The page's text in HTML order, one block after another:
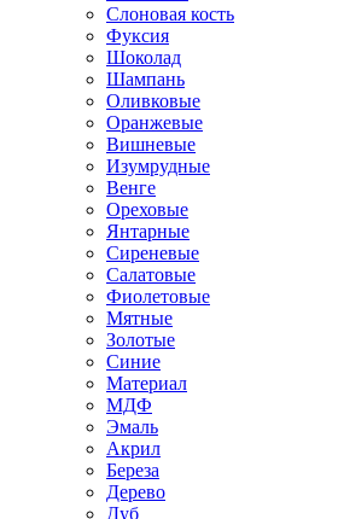
Слоновая кость
Фуксия
Шоколад
Шампань
Оливковые
Оранжевые
Вишневые
Изумрудные
Венге
Ореховые
Янтарные
Сиреневые
Салатовые
Фиолетовые
Мятные
Золотые
Синие
Материал
МДФ
Эмаль
Акрил
Береза
Дерево
Дуб